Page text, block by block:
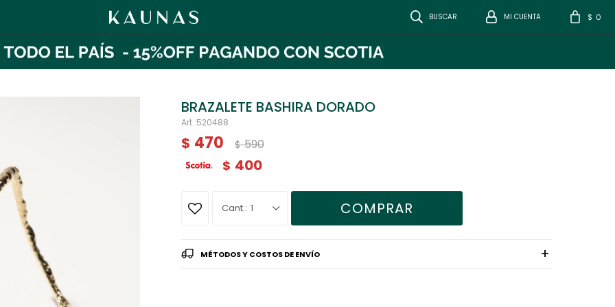
$ 0
BRAZALETE BASHIRA DORADO
520488
$ 470 $ 590
$ 400
1 COMPRAR
MÉTODOS Y COSTOS DE ENVÍO